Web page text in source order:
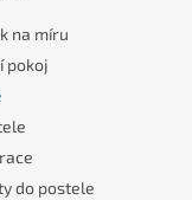
na míru
pokoj
do postele